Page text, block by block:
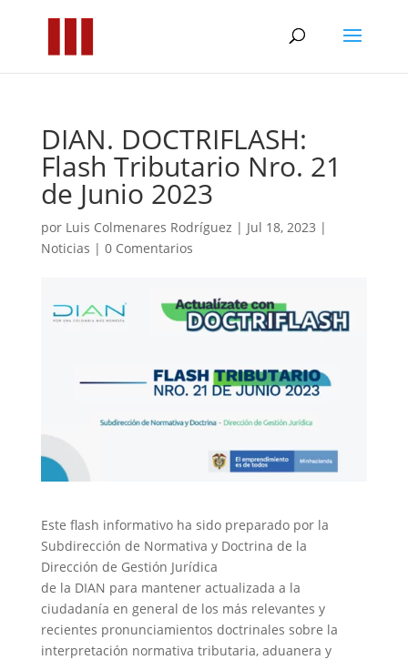
DIAN. DOCTRIFLASH:
Flash Tributario Nro. 21
de Junio 2023
por Luis Colmenares Rodríguez | Jul 18, 2023 |
Noticias | 0 Comentarios
Este flash informativo ha sido preparado por la
Subdirección de Normativa y Doctrina de la
Dirección de Gestión Jurídica
de la DIAN para mantener actualizada a la
ciudadanía en general de los más relevantes y
recientes pronunciamientos doctrinales sobre la
interpretación normativa tributaria, aduanera y